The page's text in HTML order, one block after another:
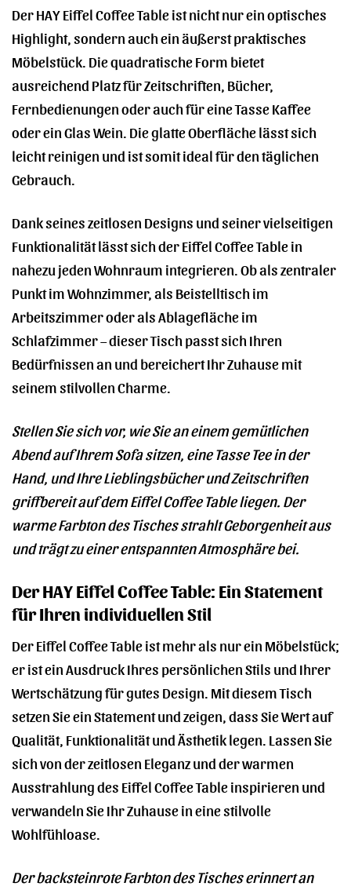
Der HAY Eiffel Coffee Table ist nicht nur ein optisches
Highlight, sondern auch ein äußerst praktisches
Möbelstück. Die quadratische Form bietet
ausreichend Platz für Zeitschriften, Bücher,
Fernbedienungen oder auch für eine Tasse Kaffee
oder ein Glas Wein. Die glatte Oberfläche lässt sich
leicht reinigen und ist somit ideal für den täglichen
Gebrauch.
Dank seines zeitlosen Designs und seiner vielseitigen
Funktionalität lässt sich der Eiffel Coffee Table in
nahezu jeden Wohnraum integrieren. Ob als zentraler
Punkt im Wohnzimmer, als Beistelltisch im
Arbeitszimmer oder als Ablagefläche im
Schlafzimmer – dieser Tisch passt sich Ihren
Bedürfnissen an und bereichert Ihr Zuhause mit
seinem stilvollen Charme.
Stellen Sie sich vor, wie Sie an einem gemütlichen
Abend auf Ihrem Sofa sitzen, eine Tasse Tee in der
Hand, und Ihre Lieblingsbücher und Zeitschriften
griffbereit auf dem Eiffel Coffee Table liegen. Der
warme Farbton des Tisches strahlt Geborgenheit aus
und trägt zu einer entspannten Atmosphäre bei.
Der HAY Eiffel Coffee Table: Ein Statement
für Ihren individuellen Stil
Der Eiffel Coffee Table ist mehr als nur ein Möbelstück;
er ist ein Ausdruck Ihres persönlichen Stils und Ihrer
Wertschätzung für gutes Design. Mit diesem Tisch
setzen Sie ein Statement und zeigen, dass Sie Wert auf
Qualität, Funktionalität und Ästhetik legen. Lassen Sie
sich von der zeitlosen Eleganz und der warmen
Ausstrahlung des Eiffel Coffee Table inspirieren und
verwandeln Sie Ihr Zuhause in eine stilvolle
Wohlfühloase.
Der backsteinrote Farbton des Tisches erinnert an